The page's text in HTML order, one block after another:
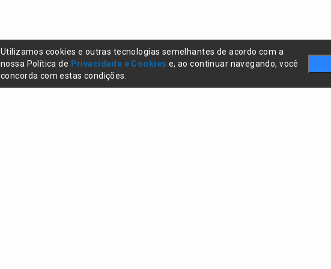
Utilizamos cookies e outras tecnologias semelhantes de acordo com a
nossa Política de Privacidade e Cookies e, ao continuar navegando, você
concorda com estas condições.